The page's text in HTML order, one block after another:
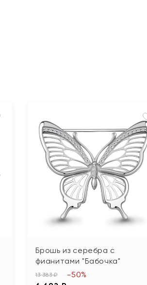
Брошь из серебра с
фианитами "Бабочка"
13 383 ₽ -50%